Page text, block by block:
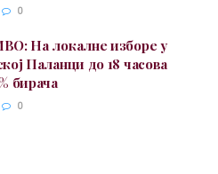
0
На локалне изборе у
Паланци до 18 часова
бирача
0